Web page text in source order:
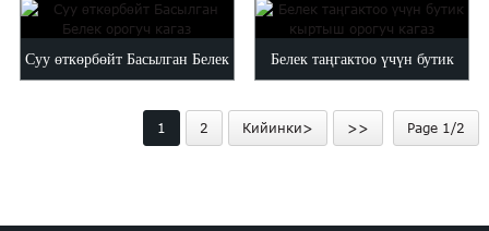
Суу өткөрбөйт Басылган Белек Белек таңгактоо үчүн бутик
1 2 Кийинки> >> Page 1/2